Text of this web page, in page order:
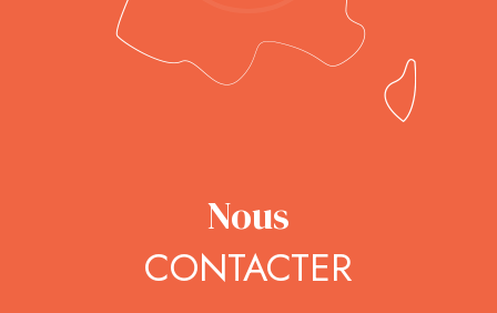
Nous
CONTACTER